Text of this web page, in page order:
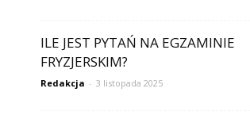
ILE JEST PYTAŃ NA EGZAMINIE
FRYZJERSKIM?
Redakcja - 3 listopada 2025